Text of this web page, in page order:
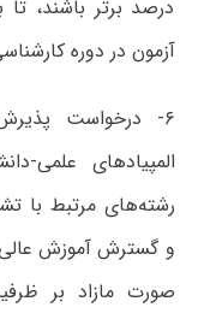
درصد برتر باشند،
آزمون در دوره
۶- درخواست
المپیادهای علمی-
رشته‌های مرتبط با
و گسترش آموزش عالی
صورت مازاد بر